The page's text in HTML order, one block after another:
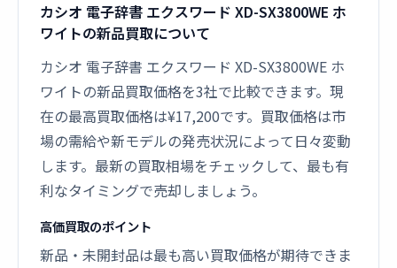
カシオ 電子辞書 エクスワード XD-SX3800WE ホ
ワイトの新品買取について
カシオ 電子辞書 エクスワード XD-SX3800WE ホ
ワイトの新品買取価格を3社で比較できます。現
在の最高買取価格は¥17,200です。買取価格は市
場の需給や新モデルの発売状況によって日々変動
します。最新の買取相場をチェックして、最も有
利なタイミングで売却しましょう。
高価買取のポイント
新品・未開封品は最も高い買取価格が期待できま